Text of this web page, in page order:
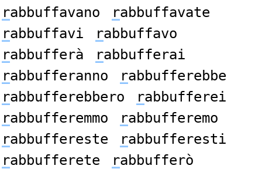
rabbuffavano rabbuffavate
rabbuffavi rabbuffavo
rabbufferà rabbufferai
rabbufferanno rabbufferebbe
rabbufferebbero rabbufferei
rabbufferemmo rabbufferemo
rabbuffereste rabbufferesti
rabbufferete rabbufferò